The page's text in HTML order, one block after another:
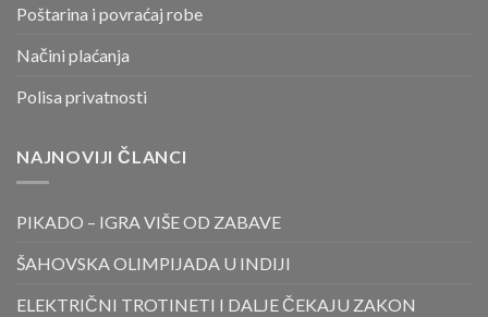
Poštarina i povraćaj robe
Načini plaćanja
Polisa privatnosti
NAJNOVIJI ČLANCI
PIKADO – IGRA VIŠE OD ZABAVE
ŠAHOVSKA OLIMPIJADA U INDIJI
ELEKTRIČNI TROTINETI I DALJE ČEKAJU ZAKON